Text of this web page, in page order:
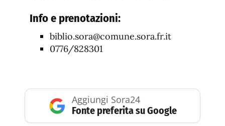
Info e prenotazioni:
biblio.sora@comune.sora.fr.it
0776/828301
Aggiungi Sora24
Fonte preferita su Google